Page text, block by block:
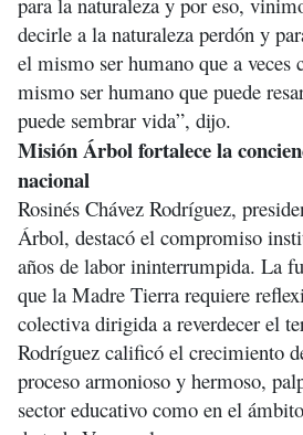
decirle a la naturaleza perdón y
el mismo ser humano que a veces
mismo ser humano que puede
puede sembrar vida”, dijo.
Misión Árbol fortalece la
nacional
Rosinés Chávez Rodríguez,
Árbol, destacó el compromiso
años de labor ininterrumpida. La
que la Madre Tierra requiere
colectiva dirigida a reverdecer el
Rodríguez calificó el crecimiento
proceso armonioso y hermoso,
sector educativo como en el